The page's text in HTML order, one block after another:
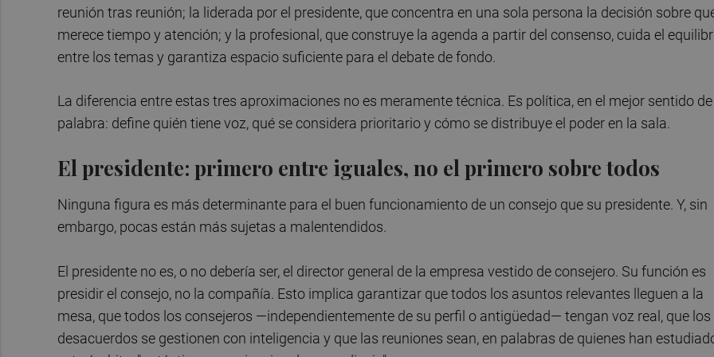
reunión tras reunión; la liderada por el presidente, que concentra en una sola persona la decisión sobre
merece tiempo y atención; y la profesional, que construye la agenda a partir del consenso, cuida el
entre los temas y garantiza espacio suficiente para el debate de fondo.
La diferencia entre estas tres aproximaciones no es meramente técnica. Es política, en el mejor sentido
palabra: define quién tiene voz, qué se considera prioritario y cómo se distribuye el poder en la sala.
El presidente: primero entre iguales, no el primero sobre todos
Ninguna figura es más determinante para el buen funcionamiento de un consejo que su presidente. Y, sin
embargo, pocas están más sujetas a malentendidos.
El presidente no es, o no debería ser, el director general de la empresa vestido de consejero. Su función es
presidir el consejo, no la compañía. Esto implica garantizar que todos los asuntos relevantes lleguen a la
mesa, que todos los consejeros —independientemente de su perfil o antigüedad— tengan voz real, que los
desacuerdos se gestionen con inteligencia y que las reuniones sean, en palabras de quienes han